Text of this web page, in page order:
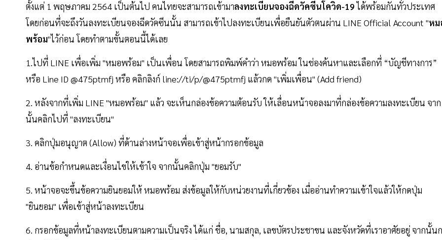
ตั้งแต่ 1 พฤษภาคม 2564 เป็นต้นไป คนไทยจะสามารถเข้ามาลงทะเบียนจองฉีดวัคซีนโควิด-19ได้พร้อมกันทั่วประเทศ
โดยก่อนที่จะถึงวันลงทะเบียนจองฉีดวัคซีนนั้น สามารถเข้าไปลงทะเบียนเพื่อยืนยันตัวตนผ่าน LINE Official Account "หม
พร้อม"ไว้ก่อน โดยทำตามขั้นตอนนี้ได้เลย
1.ไปที่ LINE เพื่อเพิ่ม "หมอพร้อม" เป็นเพื่อน โดยสามารถพิมพ์คำว่า หมอพร้อม ในช่องค้นหาและเลือกที่ “บัญชีทางการ”
หรือ Line ID @475ptmfj หรือ คลิกลิงก์ line://ti/p/@475ptmfj แล้วกด "เพิ่มเพื่อน" (Add friend)
2. หลังจากที่เพิ่ม LINE "หมอพร้อม" แล้ว จะเห็นกล่องข้อความต้อนรับ ให้เลื่อนหน้าจอลงมาที่กล่องข้อความลงทะเบียน จาก
นั้นคลิกไปที่ "ลงทะเบียน"
3. คลิกปุ่มอนุญาต (Allow) ที่ด้านล่างหน้าจอเพื่อเข้าสู่หน้ากรอกข้อมูล
4. อ่านข้อกำหนดและเงื่อนไขให้เข้าใจ จากนั้นคลิกปุ่ม "ยอมรับ"
5. หน้าจอจะขึ้นข้อความยินยอมให้ หมอพร้อม ส่งข้อมูลให้กับหน่วยงานที่เกี่ยวข้อง เมื่ออ่านทำความเข้าใจแล้วให้กดปุ่ม
"ยินยอม" เพื่อเข้าสู่หน้าลงทะเบียน
6. กรอกข้อมูลที่หน้าลงทะเบียนตามความเป็นจริง ได้แก่ ชื่อ, นามสกุล, เลขบัตรประชาขน และจังหวัดที่เราอาศัยอยู่ จากนั้น